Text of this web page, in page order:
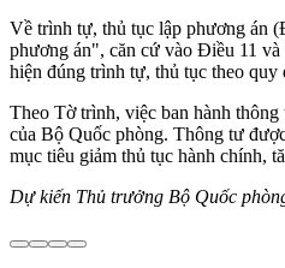
Về trình tự, thủ tục lập phương án
phương án", căn cứ vào Điều 11
hiện đúng trình tự, thủ tục theo quy
Theo Tờ trình, việc ban hành
của Bộ Quốc phòng. Thông tư
mục tiêu giảm thủ tục hành chính,
Dự kiến Thủ trưởng Bộ Quốc